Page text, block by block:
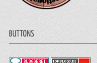
BUTTONS